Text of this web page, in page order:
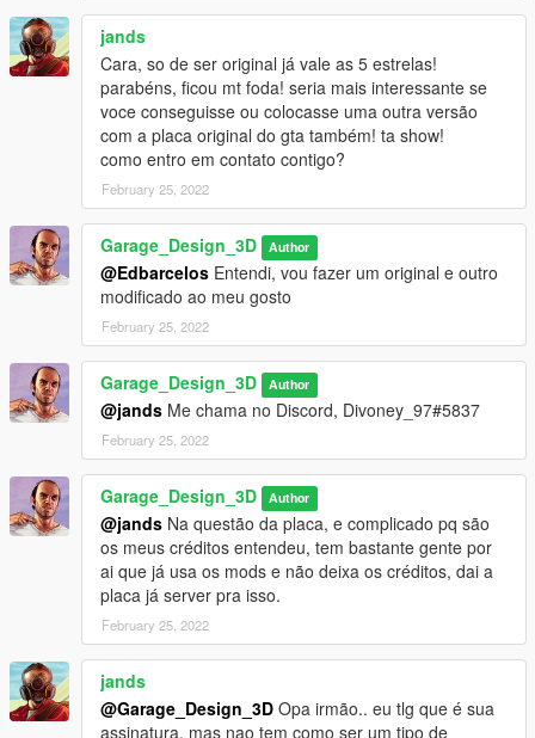
Parts credits:
Volante surf: GB3D and RT3D
Suspension kit: Julio Cesar JLC and Lucas Macedo
Bolsas de ar: LM SUSPENSOES , LFG
Brake disc: KLV3D
Brake caliper: DFZ
recaro seats: Zenite 3D
Conversion for GTA 5: GarageDesign3D
- if you are going to use the mod in video, please use the
credits
jands
Cara, so de ser original já vale as 5 estrelas!
parabéns, ficou mt foda! seria mais interessante se
voce conseguisse ou colocasse uma outra versão
com a placa original do gta também! ta show!
como entro em contato contigo?
February 25, 2022
Garage_Design_3D Author
@Edbarcelos Entendi, vou fazer um original e outro
modificado ao meu gosto
February 25, 2022
Garage_Design_3D Author
@jands Me chama no Discord, Divoney_97#5837
February 25, 2022
Garage_Design_3D Author
@jands Na questão da placa, e complicado pq são
os meus créditos entendeu, tem bastante gente por
ai que já usa os mods e não deixa os créditos, dai a
placa já server pra isso.
February 25, 2022
jands
@Garage_Design_3D Opa irmão.. eu tlg que é sua
assinatura, mas nao tem como ser um tipo de